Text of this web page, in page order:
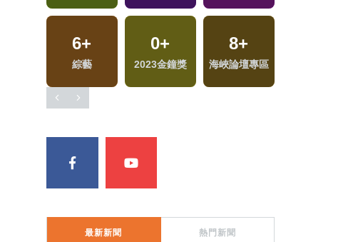
6+
綜藝
0+
2023金鐘獎
8+
海峽論壇專區
最新新聞 熱門新聞